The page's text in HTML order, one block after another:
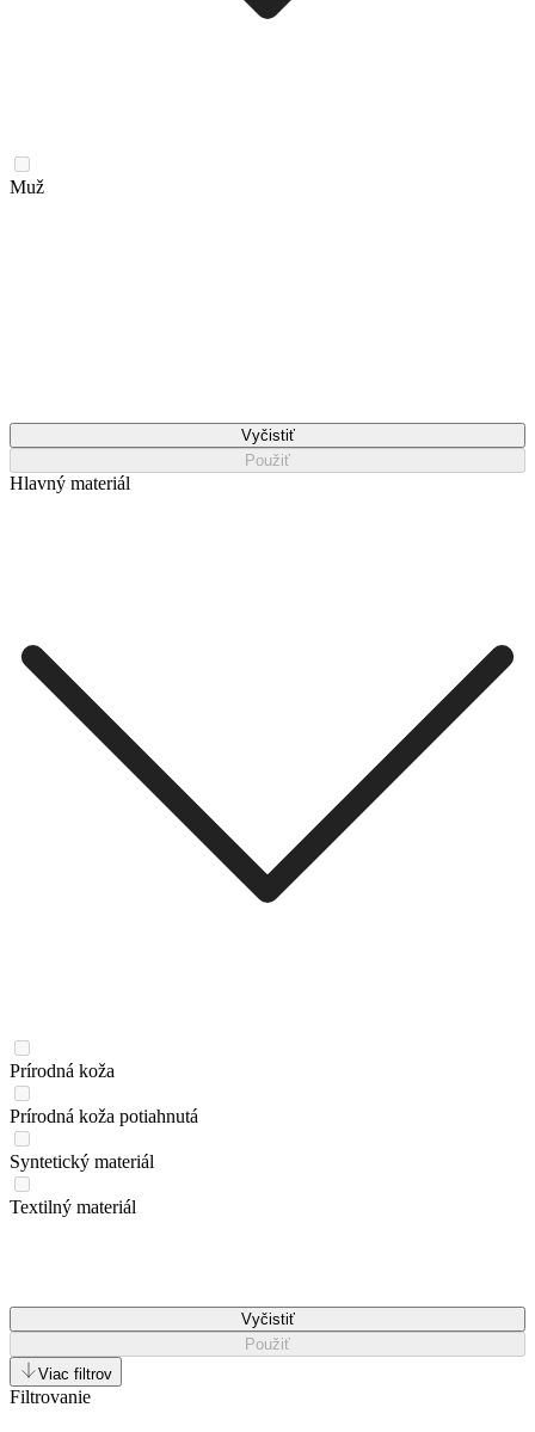
Muž
Vyčistiť
Použiť
Hlavný materiál
Prírodná koža
Prírodná koža potiahnutá
Syntetický materiál
Textilný materiál
Vyčistiť
Použiť
Viac filtrov
Filtrovanie